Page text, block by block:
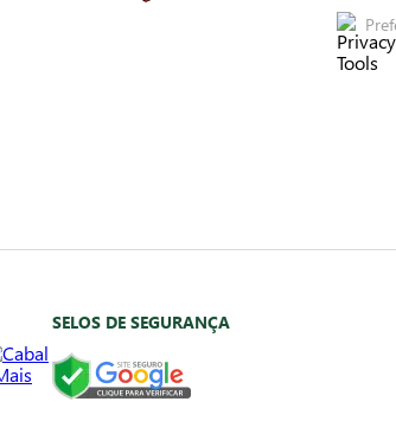
SELOS DE SEGURANÇA